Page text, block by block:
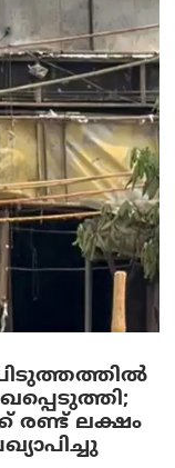
രണ്ട് ലക്ഷം